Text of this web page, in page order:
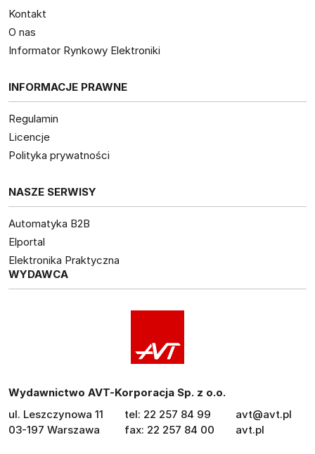
Kontakt
O nas
Informator Rynkowy Elektroniki
INFORMACJE PRAWNE
Regulamin
Licencje
Polityka prywatności
NASZE SERWISY
Automatyka B2B
Elportal
Elektronika Praktyczna
WYDAWCA
Wydawnictwo AVT-Korporacja Sp. z o.o.
ul. Leszczynowa 11
03-197 Warszawa
tel: 22 257 84 99
fax: 22 257 84 00
avt@avt.pl
avt.pl